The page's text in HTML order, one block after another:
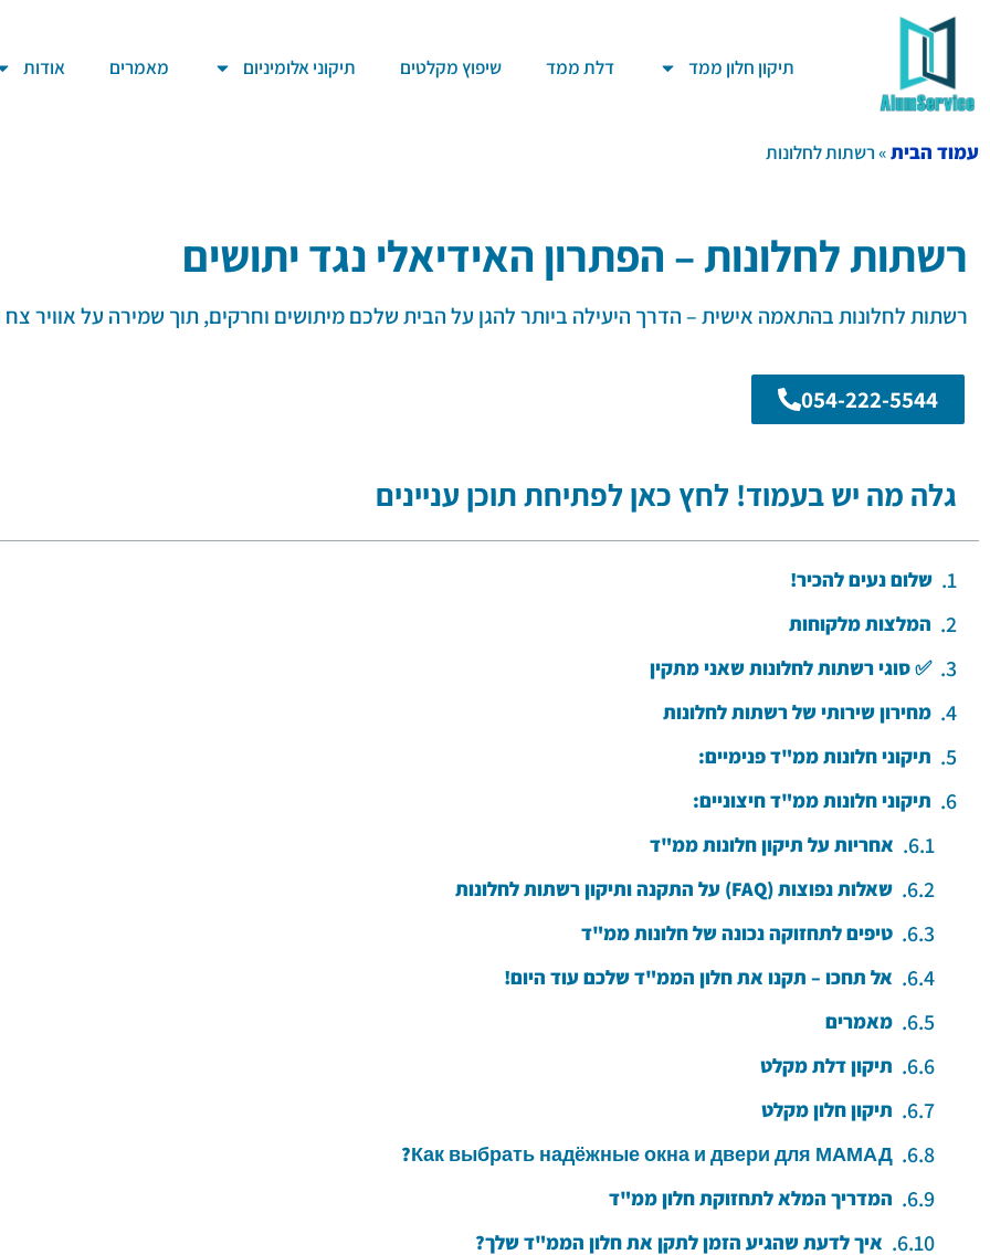
תיקון חלון ממד דלת ממד שיפוץ מקלטים תיקוני אלומיניום מאמרים אודות
עמוד הבית»רשתות לחלונות
רשתות לחלונות – הפתרון האידיאלי נגד יתושים
רשתות לחלונות בהתאמה אישית – הדרך היעילה ביותר להגן על הבית שלכם מיתושים וחרקים, תוך שמירה על אוויר צח
054-222-5544
גלה מה יש בעמוד! לחץ כאן לפתיחת תוכן עניינים
שלום נעים להכיר!
המלצות מלקוחות
✅ סוגי רשתות לחלונות שאני מתקין
מחירון שירותי של רשתות לחלונות
תיקוני חלונות ממ"ד פנימיים:
תיקוני חלונות ממ"ד חיצוניים:
אחריות על תיקון חלונות ממ"ד
שאלות נפוצות (FAQ) על התקנה ותיקון רשתות לחלונות
טיפים לתחזוקה נכונה של חלונות ממ"ד
אל תחכו – תקנו את חלון הממ"ד שלכם עוד היום!
מאמרים
תיקון דלת מקלט
תיקון חלון מקלט
Как выбрать надёжные окна и двери для МАМАД?
המדריך המלא לתחזוקת חלון ממ"ד
איך לדעת שהגיע הזמן לתקן את חלון הממ"ד שלך?